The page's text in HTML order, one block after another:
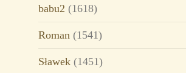
babu2 (1618)
Roman(1541)
Sławek(1451)